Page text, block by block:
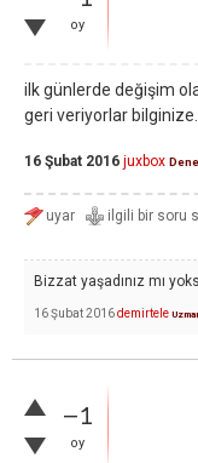
oy
ilk günlerde değişim
geri veriyorlar bilginize.
16 Şubat 2016 juxbox
Bizzat yaşadınız mı
16 Şubat 2016demirtele
–1
oy